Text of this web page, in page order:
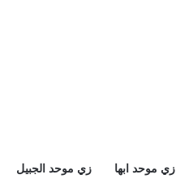
زي موحد ابها زي موحد الجبيل